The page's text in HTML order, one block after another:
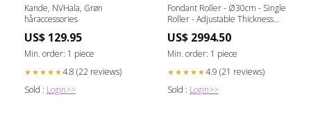
Kande, NVHala, Grøn
håraccessories
US$ 129.95
Min. order: 1 piece
★★★★★4.8 (22 reviews)
Sold : Login>>
Fondant Roller - Ø30cm - Single
Roller - Adjustable Thickness
(Vegetable) Cutters
US$ 2994.50
Min. order: 1 piece
★★★★★4.9 (21 reviews)
Sold : Login>>